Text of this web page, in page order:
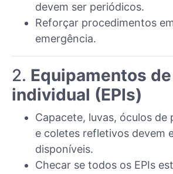
devem ser periódicos.
Reforçar procedimentos
emergência.
2. Equipamentos
individual (EPIs)
Capacete, luvas, óculos
e coletes refletivos devem
disponíveis.
Checar se todos os EPIs